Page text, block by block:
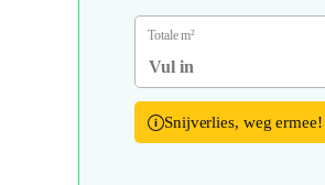
Totale m²
Snijverlies, weg